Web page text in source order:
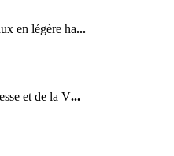
en légère ha...
et de la V...